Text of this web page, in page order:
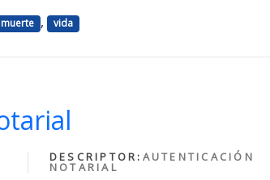
, vida
DESCRIPTOR: AUTENTICACIÓN
NOTARIAL